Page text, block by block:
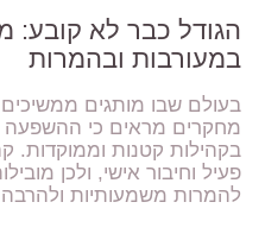
הגודל כבר לא קובע:
במעורבות ובהמרות
בעולם שבו מותגים
מחקרים מראים כי ההשפעה
בקהילות קטנות וממוקדות.
פעיל וחיבור אישי, ולכן
להמרות משמעותיות ולהרבה